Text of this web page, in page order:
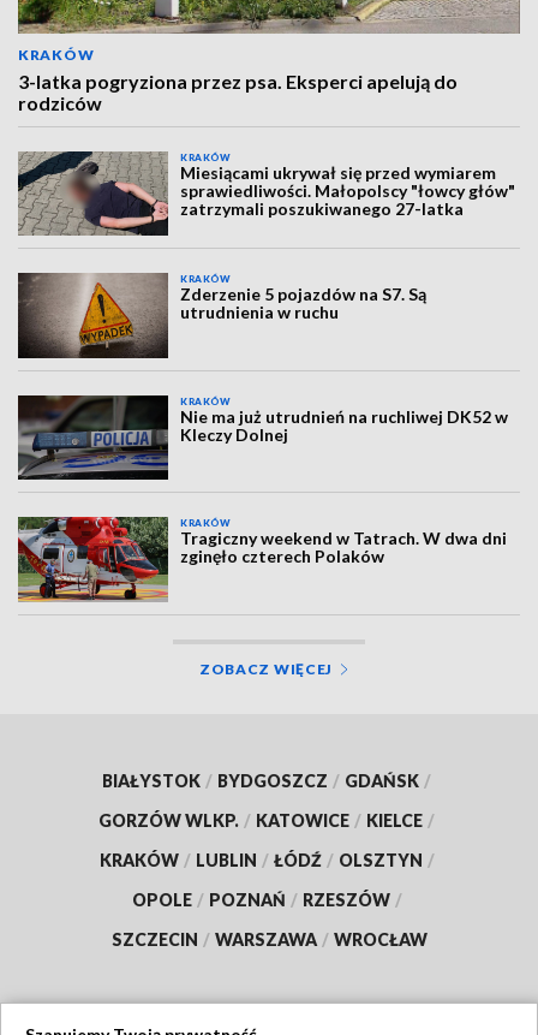
KRAKÓW
3-latka pogryziona przez psa. Eksperci apelują do
rodziców
KRAKÓW
Miesiącami ukrywał się przed wymiarem
sprawiedliwości. Małopolscy "łowcy głów"
zatrzymali poszukiwanego 27-latka
KRAKÓW
Zderzenie 5 pojazdów na S7. Są
utrudnienia w ruchu
KRAKÓW
Nie ma już utrudnień na ruchliwej DK52 w
Kleczy Dolnej
KRAKÓW
Tragiczny weekend w Tatrach. W dwa dni
zginęło czterech Polaków
ZOBACZ WIĘCEJ
BIAŁYSTOK / BYDGOSZCZ / GDAŃSK /
GORZÓW WLKP. / KATOWICE / KIELCE /
KRAKÓW / LUBLIN / ŁÓDŹ / OLSZTYN /
OPOLE / POZNAŃ / RZESZÓW /
SZCZECIN / WARSZAWA / WROCŁAW